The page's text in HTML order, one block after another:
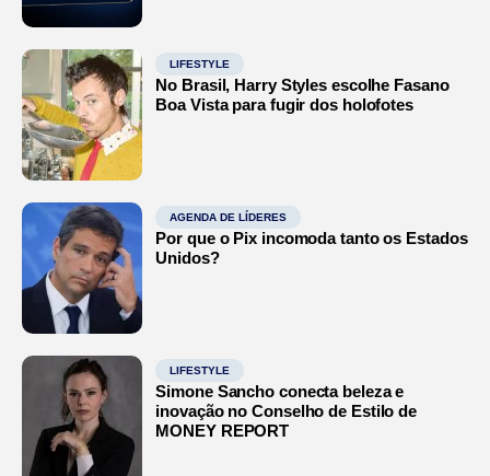
LIFESTYLE
No Brasil, Harry Styles escolhe Fasano
Boa Vista para fugir dos holofotes
AGENDA DE LÍDERES
Por que o Pix incomoda tanto os Estados
Unidos?
LIFESTYLE
Simone Sancho conecta beleza e
inovação no Conselho de Estilo de
MONEY REPORT